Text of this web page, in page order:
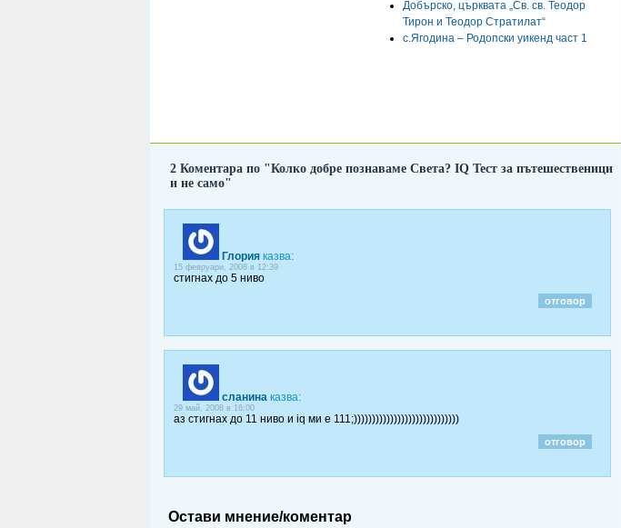
Добърско, църквата „Св. св. Теодор
Тирон и Теодор Стратилат“
с.Ягодина – Родопски уикенд част 1
2 Коментара по "Колко добре познаваме Света? IQ Тест за пътешественици
и не само"
Глория казва:
15 февруари, 2008 в 12:39
стигнах до 5 ниво
отговор
сланина казва:
29 май, 2008 в 16:00
аз стигнах до 11 ниво и iq ми е 111;)))))))))))))))))))))))))))))
отговор
Остави мнение/коментар